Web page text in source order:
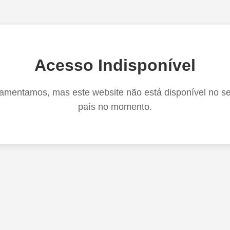
Acesso Indisponível
mas este website não está disponível no
país no momento.